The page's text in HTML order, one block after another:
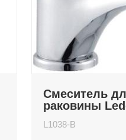
Смеситель
раковины
L1038-B